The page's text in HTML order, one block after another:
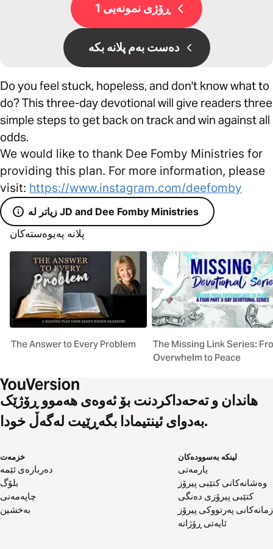
ڕۆژی نمونەیی 1
دەست بەم پلانە بکە
Do you feel stuck, hopeless, and don't know what to
do? This three-day devotional will give readers three
simple steps to get back on track and win against all
odds.
We would like to thank Dee Fomby Ministries for
providing this plan. For more information, please
visit: https://www.instagram.com/deefomby
زیاتر لە JD and Dee Fomby Ministries
پلانە پەیوەستەکان
The Answer to Every Problem
The Missing Link Series:
Overwhelm to Peace
هاندان و تەحەداکردنت بۆ ئەوەی هەموو ڕۆژێک
بەدوای ئینتیمادا بگەڕێیت لەگەڵ خودا.
خزمەت
دەربارەی ئێمە
بلۆگ
چاپەمەنی
بەخشین
لینکە بەسوودەکان
یارمەتی
وەشانەکانی کتێبی پیرۆز
کتێبی پیرۆزی دەنگی
زمانەکانی پەرتووکی پیرۆز
ئایەتی ڕۆژانە